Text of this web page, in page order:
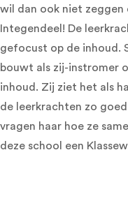
wil dan ook niet zeggen
Integendeel! De
gefocust op de inhoud.
bouwt als zij-instromer
inhoud. Zij ziet het als
de leerkrachten zo
vragen haar hoe ze
deze school een